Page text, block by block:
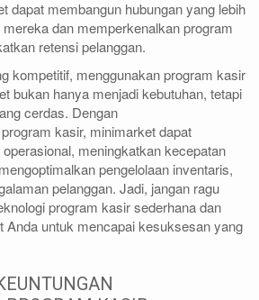
dapat membangun hubungan yang lebih
dan memperkenalkan program
retensi pelanggan.
kompetitif, menggunakan program kasir
bukan hanya menjadi kebutuhan, tetapi
cerdas. Dengan
kasir, minimarket dapat
meningkatkan kecepatan
pengelolaan inventaris,
pelanggan. Jadi, jangan ragu
program kasir sederhana dan
Anda untuk mencapai kesuksesan yang